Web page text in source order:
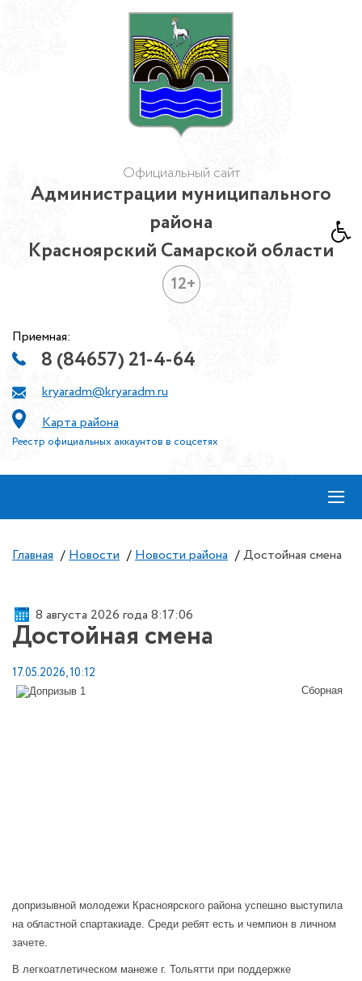
Официальный сайт
Администрации муниципального
района
Красноярский Самарской области
12+
Приемная:
8 (84657) 21-4-64
kryaradm@kryaradm.ru
Карта района
Реестр официальных аккаунтов в соцсетях
≡
Главная / Новости / Новости района / Достойная смена
8 августа 2026 года 8:17:06
Достойная смена
17.05.2026, 10:12
Сборная
допризывной молодежи Красноярского района успешно выступила
на областной спартакиаде. Среди ребят есть и чемпион в личном
зачете.
В легкоатлетическом манеже г. Тольятти при поддержке